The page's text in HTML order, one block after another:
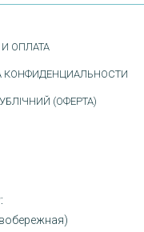
ОПЛАТА
КОНФИДЕНЦИАЛЬНОСТИ
(ОФЕРТА)